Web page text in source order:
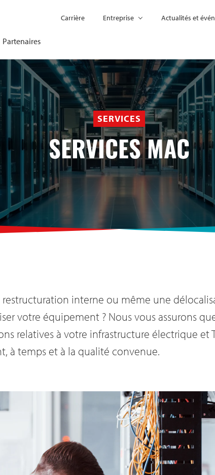
Partenaires
Carrière Entreprise Actualités et
SERVICES
SERVICES MAC
restructuration interne ou même une
votre équipement ? Nous vous assurons
relatives à votre infrastructure électrique et
à temps et à la qualité convenue.